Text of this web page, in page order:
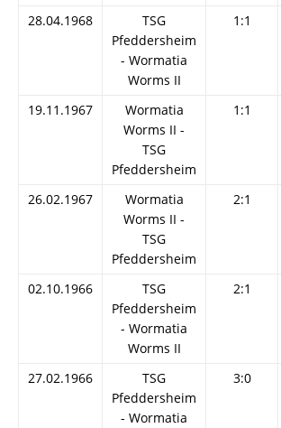
28.04.1968
TSG
Pfeddersheim
- Wormatia
Worms II
1:1
19.11.1967
Wormatia
Worms II -
TSG
Pfeddersheim
1:1
26.02.1967
Wormatia
Worms II -
TSG
Pfeddersheim
2:1
02.10.1966
TSG
Pfeddersheim
- Wormatia
Worms II
2:1
27.02.1966
TSG
Pfeddersheim
- Wormatia
3:0